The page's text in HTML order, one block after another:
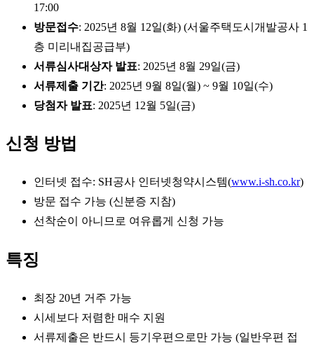
17:00
방문접수: 2025년 8월 12일(화) (서울주택도시개발공사 1
층 미리내집공급부)
서류심사대상자 발표: 2025년 8월 29일(금)
서류제출 기간: 2025년 9월 8일(월) ~ 9월 10일(수)
당첨자 발표: 2025년 12월 5일(금)
신청 방법
인터넷 접수: SH공사 인터넷청약시스템(www.i-sh.co.kr)
방문 접수 가능 (신분증 지참)
선착순이 아니므로 여유롭게 신청 가능
특징
최장 20년 거주 가능
시세보다 저렴한 매수 지원
서류제출은 반드시 등기우편으로만 가능 (일반우편 접